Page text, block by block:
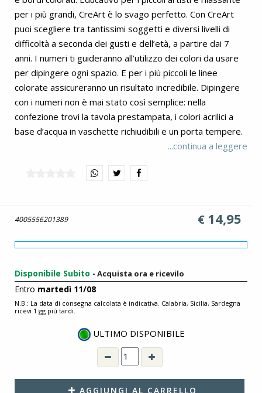
per i più grandi, CreArt è lo svago perfetto. Con CreArt
puoi scegliere tra tantissimi soggetti e diversi livelli di
difficoltà a seconda dei gusti e dell’età, a partire dai 7
anni. I numeri ti guideranno all’utilizzo dei colori da usare
per dipingere ogni spazio. E per i più piccoli le linee
colorate assicureranno un risultato incredibile. Dipingere
con i numeri non è mai stato così semplice: nella
confezione trovi la tavola prestampata, i colori acrilici a
base d’acqua in vaschette richiudibili e un porta tempere.
Il pennello e la cornice sono inclusi! Rilassati esercitando la
...continua a leggere
€ 14,95
4005556201389
Disponibile Subito - Acquista ora e ricevilo
Entro martedì 11/08
N.B.: La data di consegna calcolata è indicativa. Calabria, Sicilia, Sardegna
ricevi 1 gg più tardi.
ULTIMO DISPONIBILE
AGGIUNGI AL CARRELLO